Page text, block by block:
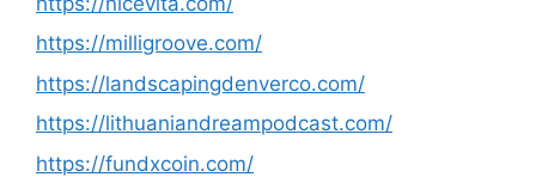
https://milligroove.com/
https://landscapingdenverco.com/
https://lithuaniandreampodcast.com/
https://fundxcoin.com/